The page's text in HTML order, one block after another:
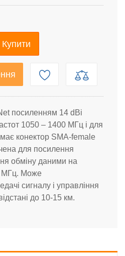
Купити
посиленням 14 dBi
1050 – 1400 МГц і для
конектор SMA-female
для посилення
обміну даними на
МГц. Може
сигналу і управління
до 10-15 км.